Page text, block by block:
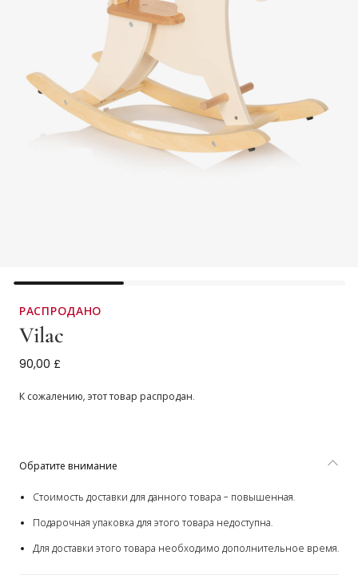
РАСПРОДАНО
Vilac
Белая деревянная лошадка (77см)
90,00 £
К сожалению, этот товар распродан.
Обратите внимание
Стоимость доставки для данного товара - повышенная.
Подарочная упаковка для этого товара недоступна.
Для доставки этого товара необходимо дополнительное время.